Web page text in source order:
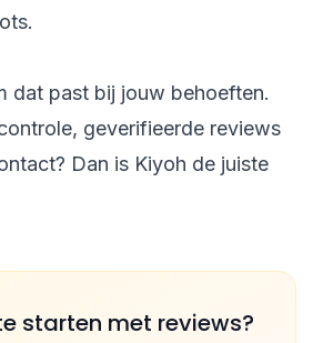
dat past bij jouw behoeften.
geverifieerde reviews
Dan is Kiyoh de juiste
starten met reviews?